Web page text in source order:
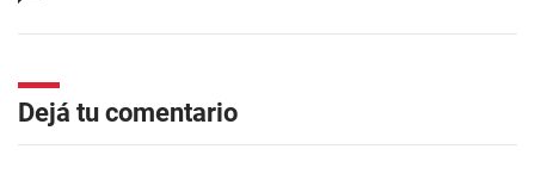
Dejá tu comentario